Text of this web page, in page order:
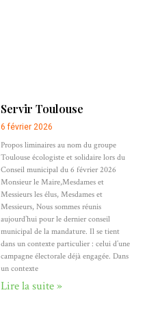
Servir Toulouse
6 février 2026
Propos liminaires au nom du groupe
Toulouse écologiste et solidaire lors du
Conseil municipal du 6 février 2026
Monsieur le Maire,Mesdames et
Messieurs les élus, Mesdames et
Messieurs, Nous sommes réunis
aujourd’hui pour le dernier conseil
municipal de la mandature. Il se tient
dans un contexte particulier : celui d’une
campagne électorale déjà engagée. Dans
un contexte
Lire la suite »